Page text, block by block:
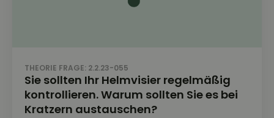
THEORIE FRAGE: 2.2.23-055
Sie sollten Ihr Helmvisier regelmäßig
kontrollieren. Warum sollten Sie es bei
Kratzern austauschen?